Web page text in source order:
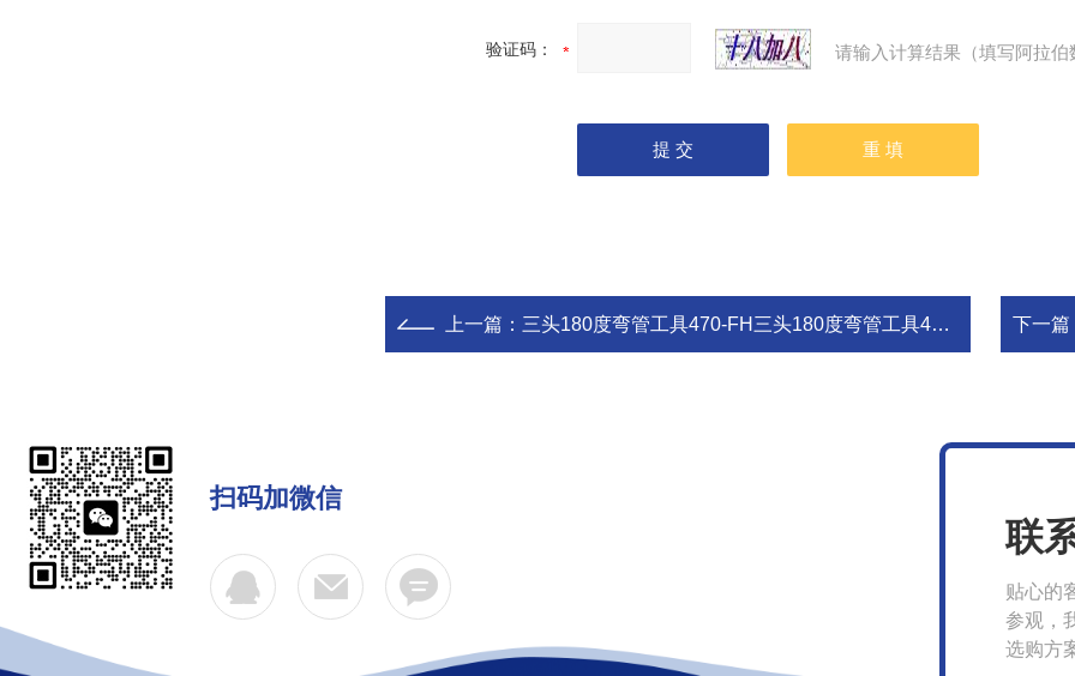
验证码： 请输入计算结果（填写阿拉
上一篇： 三头180度弯管工具470-FH三头180度弯管工具470-FH 下一篇
扫码加微信
联
贴心的
参观，
选购方